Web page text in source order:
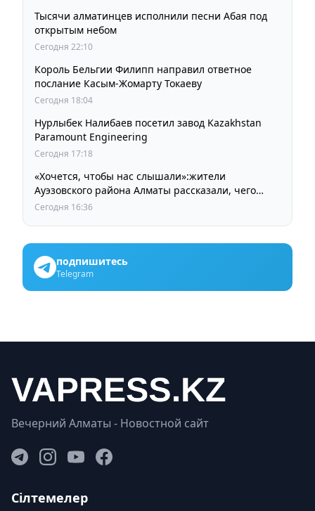
Тысячи алматинцев исполнили песни Абая под
открытым небом
Сегодня 22:10
Король Бельгии Филипп направил ответное
послание Касым-Жомарту Токаеву
Сегодня 18:04
Нурлыбек Налибаев посетил завод Kazakhstan
Paramount Engineering
Сегодня 17:18
«Хочется, чтобы нас слышали»:жители
Ауэзовского района Алматы рассказали, чего
ждут от выборов депутатов Курултая
Сегодня 16:36
подпишитесь
Telegram
Вечерний Алматы - Новостной сайт
Сілтемелер